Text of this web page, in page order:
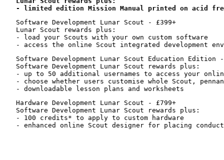
- limited edition Mission Manual printed on acid
   Software Development Lunar Scout - £399+
   Lunar Scout rewards plus:
   - load your Scouts with your own custom software
Software Development Lunar Scout Education Edition
   Software Development Lunar Scout rewards plus:
- up to 50 additional usernames to access your
- choose whether users customise whole Scout,
   Hardware Development Lunar Scout - £799+
   Software Development Lunar Scout rewards plus:
   - 100 credits* to apply to custom hardware